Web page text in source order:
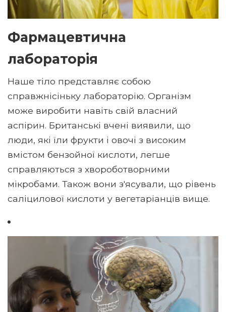
Фармацевтична
лабораторія
Наше тіло представляє собою
справжнісіньку лабораторію. Організм
може виробити навіть свій власний
аспірин. Британські вчені виявили, що
люди, які їли фрукти і овочі з високим
вмістом бензойної кислоти, легше
справляються з хвороботворними
мікробами. Також вони з'ясували, що рівень
саліцилової кислоти у вегетаріанців вище.